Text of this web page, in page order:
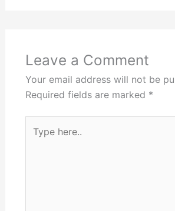
Leave a Comment
Your email address will not be
Required fields are marked *
here..